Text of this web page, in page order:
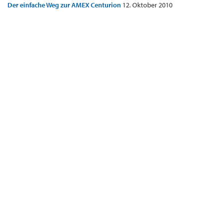
Der einfache Weg zur AMEX Centurion 12. Oktober 2010